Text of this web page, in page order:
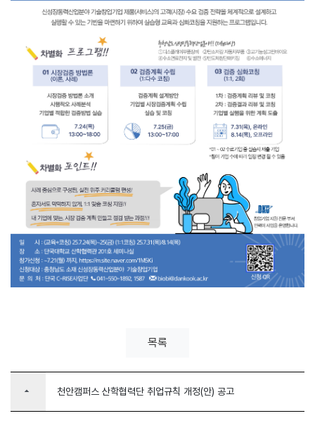
목록
arrow_drop_up 천안캠퍼스 산학협력단 취업규칙 개정(안) 공고